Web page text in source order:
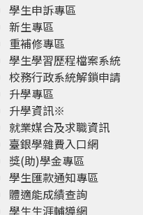
學生申訴專區
新生專區
重補修專區
學生學習歷程檔案系統
校務行政系統解鎖申請
升學專區
升學資訊※
就業媒合及求職資訊
臺銀學雜費入口網
獎(助)學金專區
學生匯款通知專區
體適能成績查詢
學生生涯輔導網